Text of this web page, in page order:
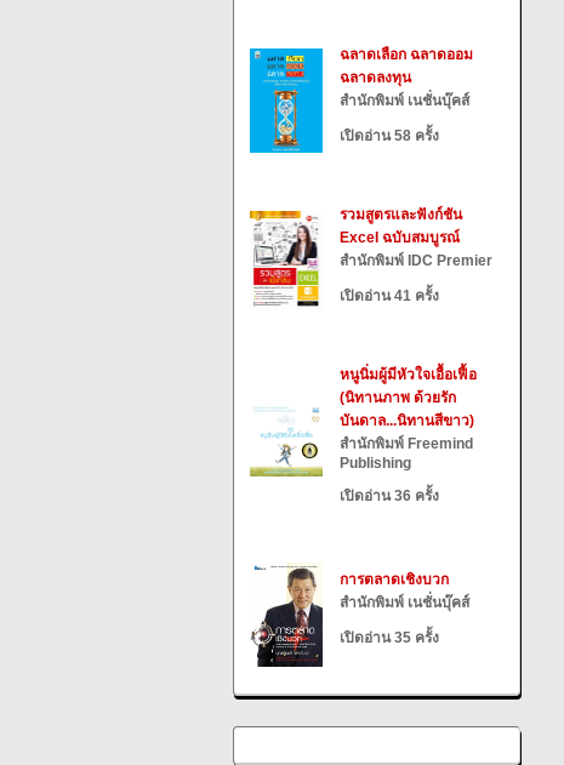
ฉลาดเลือก ฉลาดออม
ฉลาดลงทุน
สำนักพิมพ์ เนชั่นบุ๊คส์
เปิดอ่าน 58 ครั้ง
รวมสูตรและฟังก์ชัน
Excel ฉบับสมบูรณ์
สำนักพิมพ์ IDC Premier
เปิดอ่าน 41 ครั้ง
หนูนิ่มผู้มีหัวใจเอื้อเฟื้อ
(นิทานภาพ ด้วยรัก
บันดาล...นิทานสีขาว)
สำนักพิมพ์ Freemind
Publishing
เปิดอ่าน 36 ครั้ง
การตลาดเชิงบวก
สำนักพิมพ์ เนชั่นบุ๊คส์
เปิดอ่าน 35 ครั้ง